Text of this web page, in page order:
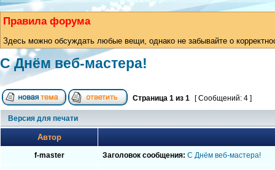
Правила форума
Здесь можно обсуждать любые вещи, однако не забывайте о
С Днём веб-мастера!
Страница 1 из 1 [ Сообщений: 4 ]
Версия для печати
Автор
f-master Заголовок сообщения: С Днём веб-мастера!